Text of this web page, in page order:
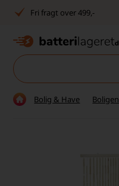
Fri fragt over 499,-
Dansk lager
Bolig & Have Boligen